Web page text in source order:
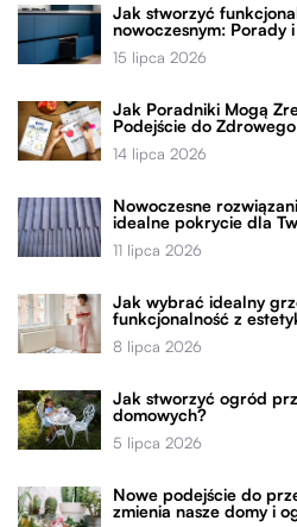
Jak stworzyć
nowoczesnym: Porady
15 lipca 2026
Jak Poradniki Mogą
Podejście do
14 lipca 2026
Nowoczesne
idealne pokrycie dla
11 lipca 2026
Jak wybrać idealny
funkcjonalność z
8 lipca 2026
Jak stworzyć ogród
domowych?
5 lipca 2026
Nowe podejście do
zmienia nasze domy i